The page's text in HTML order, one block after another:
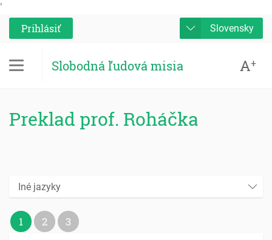
'
Prihlásiť
Slovensky
Slobodná ľudová misia A+
Preklad prof. Roháčka
Iné jazyky
1 2 3